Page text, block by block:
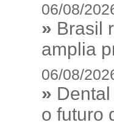
06/08/
» Brasil
amplia
06/08/
»
o futuro